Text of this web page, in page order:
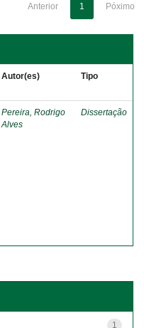
Anterior 1 Póximo
Autor(es) Tipo
Pereira, Rodrigo
Alves
Dissertação
1